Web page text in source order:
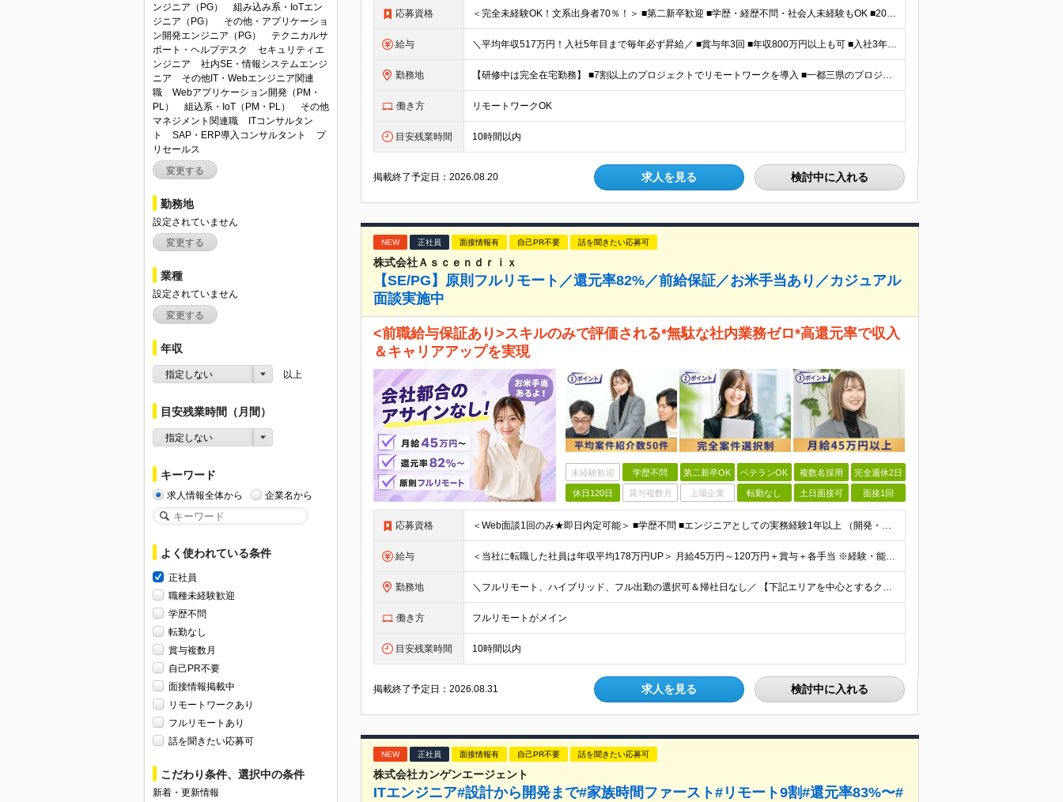
ンジニア（PG）
組み込み系・IoTエン
ジニア（PG）
その他・アプリケーショ
ン開発エンジニア（PG）
テクニカルサ
ポート・ヘルプデスク
セキュリティエ
ンジニア
社内SE・情報システムエンジ
ニア
その他IT・Webエンジニア関連
職
Webアプリケーション開発（PM・
PL）
組込系・IoT（PM・PL）
その他
マネジメント関連職
ITコンサルタン
ト
SAP・ERP導入コンサルタント
プ
リセールス
変更する
勤務地
設定されていません
変更する
業種
設定されていません
変更する
年収
指定しない 以上
目安残業時間（月間）
指定しない
キーワード
求人情報全体から 企業名から
よく使われている条件
正社員
職種未経験歓迎
学歴不問
転勤なし
賞与複数月
自己PR不要
面接情報掲載中
リモートワークあり
フルリモートあり
話を聞きたい応募可
こだわり条件、選択中の条件
新着・更新情報
応募資格 ＜完全未経験OK！文系出身者70％！＞ ■第二新卒歓迎 ■学歴・経歴不問・社会人未経験もOK ■20代を中心に活躍中◎ ★☆先輩たちの前職☆★ 元アパレルスタッフや塾講師、介護士、事務、営業など社員
給与 ＼平均年収517万円！入社5年目まで毎年必ず昇給／ ■賞与年3回 ■年収800万円以上も可 ■入社3年以上の平均年収469.2万円 月給23万2000円以上＋賞与年3回＋各種手当 ☆入社5年目まで最
勤務地 【研修中は完全在宅勤務】 ■7割以上のプロジェクトでリモートワークを導入 ■一都三県のプロジェクト先 ■転居を伴う転勤なし ＜プロジェクト先＞ 東京・神奈川・千葉・埼玉でのプロジェクト先にて勤務いた
働き方 リモートワークOK
目安残業時間 10時間以内
掲載終了予定日：2026.08.20 求人を見る 検討中に入れる
NEW 正社員 面接情報有 自己PR不要 話を聞きたい応募可
株式会社Ａｓｃｅｎｄｒｉｘ
【SE/PG】原則フルリモート／還元率82%／前給保証／お米手当あり／カジュアル
面談実施中
<前職給与保証あり>スキルのみで評価される*無駄な社内業務ゼロ*高還元率で収入
＆キャリアアップを実現
未経験歓迎 学歴不問 第二新卒OK ベテランOK 複数名採用 完全週休2日
休日120日 賞与複数月 上場企業 転勤なし 土日面接可 面接1回
応募資格 ＜Web面談1回のみ★即日内定可能＞ ■学歴不問 ■エンジニアとしての実務経験1年以上 （開発・インフラ・技術・工程など不問）
給与 ＜当社に転職した社員は年収平均178万円UP＞ 月給45万円～120万円＋賞与＋各手当 ※経験・能力などを考慮の上、決定します ※案件の契約内容（月単金など）や昇給、賞与額はすべてシステム上で開示し
勤務地 ＼フルリモート、ハイブリッド、フル出勤の選択可＆帰社日なし／ 【下記エリアを中心とするクライアント先または自宅にて勤務】 ■首都圏：東京・埼玉・千葉・神奈川 ■関西：大阪・兵庫・京都・滋賀・奈良・和
働き方 フルリモートがメイン
目安残業時間 10時間以内
掲載終了予定日：2026.08.31 求人を見る 検討中に入れる
NEW 正社員 面接情報有 自己PR不要 話を聞きたい応募可
株式会社カンゲンエージェント
ITエンジニア#設計から開発まで#家族時間ファースト#リモート9割#還元率83%〜#